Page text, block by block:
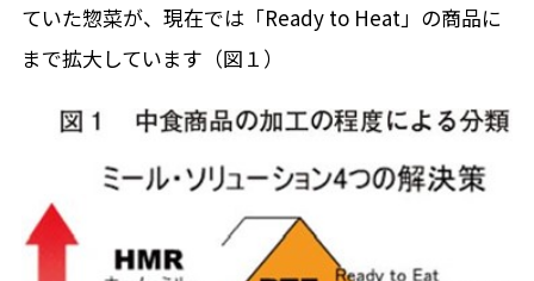
ていた惣菜が、現在では「Ready to Heat」の商品に
まで拡大しています（図１）